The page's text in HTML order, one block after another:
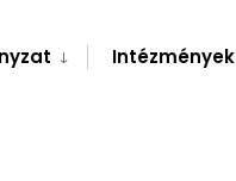
Intézmények